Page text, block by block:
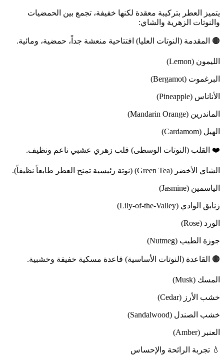
يتميز العطر بتركيبة معقدة لكنها خفيفة، تجمع بين الحمضيات
والنوتات الزهرية والشاي:
🟤 المقدمة (النوتات العليا) افتتاحية منعشة جداً، حمضية، ومائية.
الليمون (Lemon)
البرغموت (Bergamot)
الأناناس (Pineapple)
الماندرين (Mandarin Orange)
الهيل (Cardamom)
❤️ القلب (النوتات الوسطى) قلب زهري عشبي ناعم ونظيف.
الشاي الأخضر (Green Tea) (نوتة رئيسية تمنح العطر طابعاً نظيفاً).
الياسمين (Jasmine)
زنابق الوادي (Lily-of-the-Valley)
الورد (Rose)
جوزة الطيب (Nutmeg)
🟤 القاعدة (النوتات الأساسية) قاعدة مسكية خفيفة وخشبية.
المسك (Musk)
خشب الأرز (Cedar)
خشب الصندل (Sandalwood)
العنبر (Amber)
💧 تجربة الرائحة والإحساس